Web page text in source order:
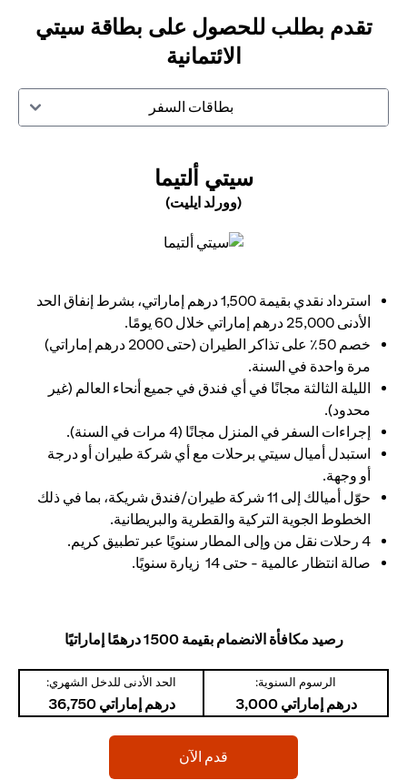
تقدم بطلب للحصول على بطاقة سيتي
الائتمانية
بطاقات السفر
سيتي ألتيما
(وورلد ايليت)
استرداد نقدي بقيمة 1,500 درهم إماراتي، بشرط إنفاق الحد
الأدنى 25,000 درهم إماراتي خلال 60 يومًا.
خصم 50٪ على تذاكر الطيران (حتى 2000 درهم إماراتي)
مرة واحدة في السنة.
الليلة الثالثة مجانًا في أي فندق في جميع أنحاء العالم (غير
محدود).
إجراءات السفر في المنزل مجانًا (4 مرات في السنة).
استبدل أميال سيتي برحلات مع أي شركة طيران أو درجة
أو وجهة.
حوّل أميالك إلى 11 شركة طيران/فندق شريكة، بما في ذلك
الخطوط الجوية التركية والقطرية والبريطانية.
4 رحلات نقل من وإلى المطار سنويًا عبر تطبيق كريم.
صالة انتظار عالمية - حتى 14 زيارة سنويًا.
رصيد مكافأة الانضمام بقيمة 1500 درهمًا إماراتيًا
الرسوم السنوية:
درهم إماراتي 3,000
الحد الأدنى للدخل الشهري:
درهم إماراتي 36,750
قدم الآن